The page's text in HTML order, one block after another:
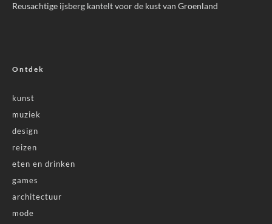
Reusachtige ijsberg kantelt voor de kust van Groenland
Ontdek
kunst
muziek
design
reizen
eten en drinken
games
architectuur
mode